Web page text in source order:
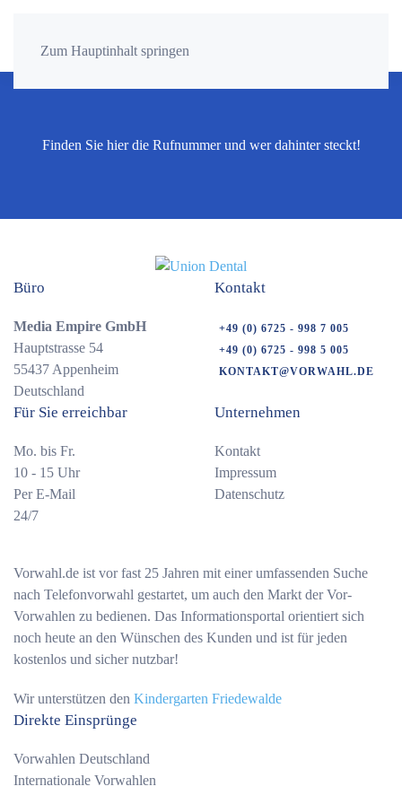
Zum Hauptinhalt springen
Finden Sie hier die Rufnummer und wer dahinter steckt!
Büro
Media Empire GmbH
Hauptstrasse 54
55437 Appenheim
Deutschland
Kontakt
+49 (0) 6725 - 998 7 005
+49 (0) 6725 - 998 5 005
KONTAKT@VORWAHL.DE
Für Sie erreichbar
Mo. bis Fr.
10 - 15 Uhr
Per E-Mail
24/7
Unternehmen
Kontakt
Impressum
Datenschutz
Vorwahl.de ist vor fast 25 Jahren mit einer umfassenden Suche
nach Telefonvorwahl gestartet, um auch den Markt der Vor-
Vorwahlen zu bedienen. Das Informationsportal orientiert sich
noch heute an den Wünschen des Kunden und ist für jeden
kostenlos und sicher nutzbar!
Wir unterstützen den Kindergarten Friedewalde
Direkte Einsprünge
Vorwahlen Deutschland
Internationale Vorwahlen